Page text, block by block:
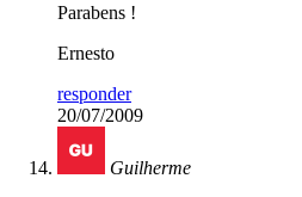
Parabens !
Ernesto
responder
20/07/2009
Guilherme